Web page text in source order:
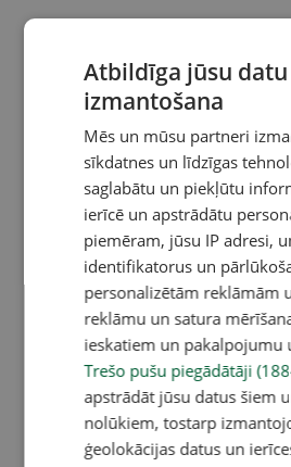
Atbildīga jūsu datu
izmantošana
Mēs un mūsu partneri
sīkdatnes un līdzīgas
saglabātu un piekļūtu
ierīcē un apstrādātu
piemēram, jūsu IP adresi,
identifikatorus un
personalizētām reklāmām
reklāmu un satura
ieskatiem un pakalpojumu
Trešo pušu piegādātāji
apstrādāt jūsu datus šiem
nolūkiem, tostarp
ģeolokācijas datus un